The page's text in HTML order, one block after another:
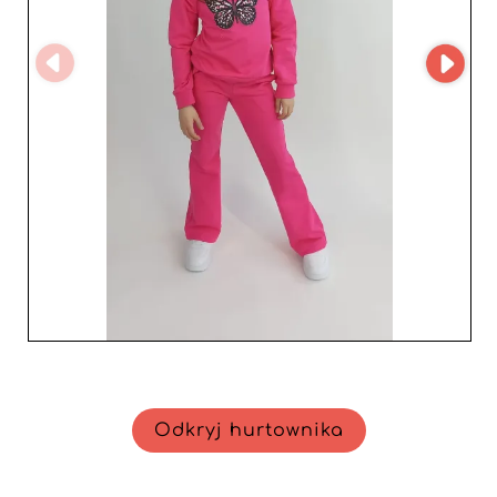
zaufaniu oraz doskonałości. Niezależnie od tego, czy
chcesz poszerzyć ofertę o eleganckie sukienki dla
dziewczynek, czy wytrzymałe płaszcze dla niemowląt,
Bambola jest idealnym partnerem, który sprosta
oczekiwaniom wymagających klientów. Zainwestuj w
przyszłość swojej firmy z hurtownią, która rozumie
potrzeby profesjonalistów i dostarcza to, co najlepsze w
Odkryj hurtownika